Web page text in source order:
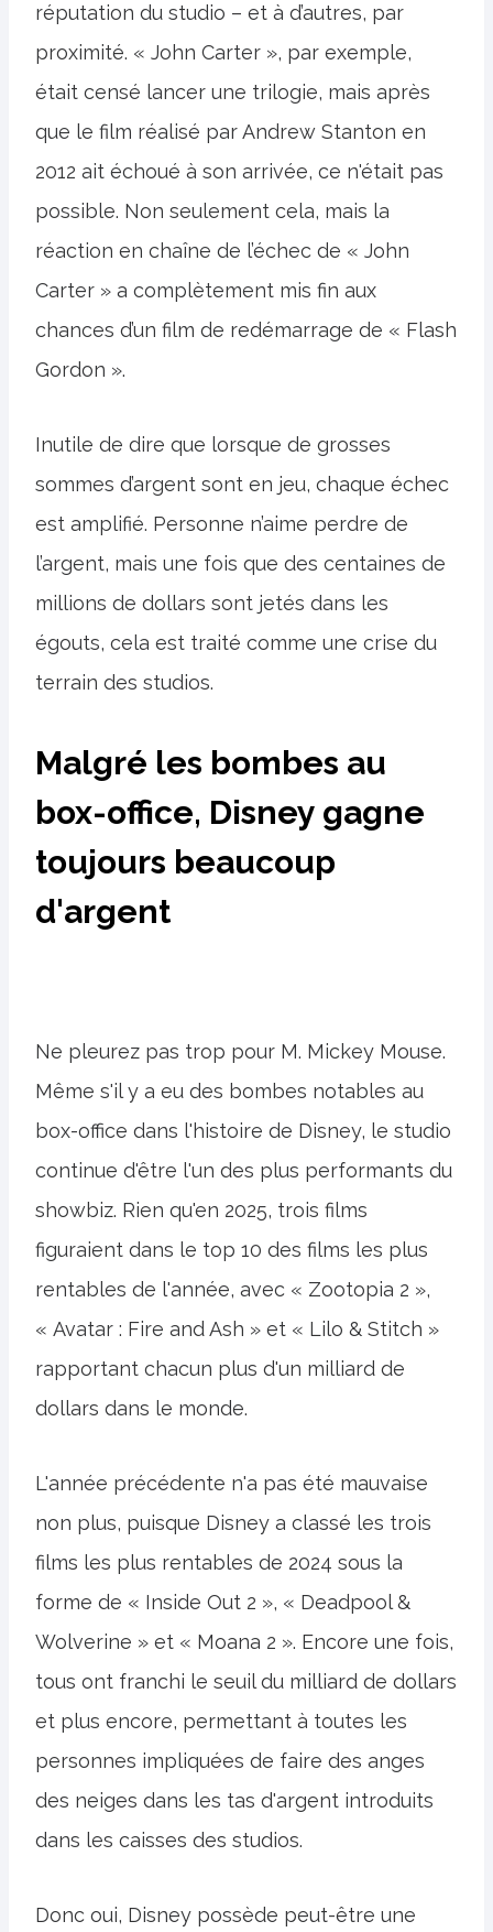
réputation du studio – et à d’autres, par
proximité. « John Carter », par exemple,
était censé lancer une trilogie, mais après
que le film réalisé par Andrew Stanton en
2012 ait échoué à son arrivée, ce n'était pas
possible. Non seulement cela, mais la
réaction en chaîne de l’échec de « John
Carter » a complètement mis fin aux
chances d’un film de redémarrage de « Flash
Gordon ».
Inutile de dire que lorsque de grosses
sommes d’argent sont en jeu, chaque échec
est amplifié. Personne n’aime perdre de
l’argent, mais une fois que des centaines de
millions de dollars sont jetés dans les
égouts, cela est traité comme une crise du
terrain des studios.
Malgré les bombes au
box-office, Disney gagne
toujours beaucoup
d'argent
Ne pleurez pas trop pour M. Mickey Mouse.
Même s'il y a eu des bombes notables au
box-office dans l'histoire de Disney, le studio
continue d'être l'un des plus performants du
showbiz. Rien qu'en 2025, trois films
figuraient dans le top 10 des films les plus
rentables de l'année, avec « Zootopia 2 »,
« Avatar : Fire and Ash » et « Lilo & Stitch »
rapportant chacun plus d'un milliard de
dollars dans le monde.
L'année précédente n'a pas été mauvaise
non plus, puisque Disney a classé les trois
films les plus rentables de 2024 sous la
forme de « Inside Out 2 », « Deadpool &
Wolverine » et « Moana 2 ». Encore une fois,
tous ont franchi le seuil du milliard de dollars
et plus encore, permettant à toutes les
personnes impliquées de faire des anges
des neiges dans les tas d'argent introduits
dans les caisses des studios.
Donc oui, Disney possède peut-être une